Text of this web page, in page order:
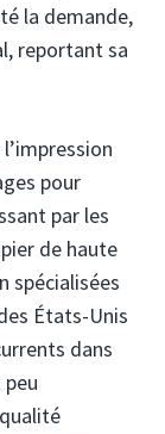
la demande,
reportant sa
pour
par les
de haute
spécialisées
États-Unis
dans